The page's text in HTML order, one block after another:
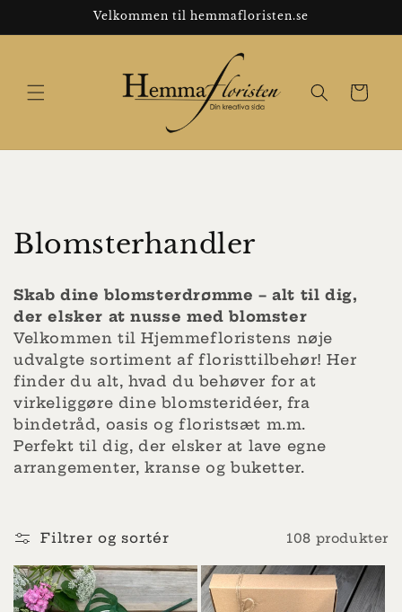
Velkommen til hemmafloristen.se
K
l
l
e
k
t
n
:
Blomsterhandler
Skab dine blomsterdrømme – alt til dig,
der elsker at nusse med blomster
Velkommen til Hjemmefloristens nøje
udvalgte sortiment af floristtilbehør! Her
finder du alt, hvad du behøver for at
virkeliggøre dine blomsteridéer, fra
bindetråd, oasis og floristsæt m.m.
Perfekt til dig, der elsker at lave egne
arrangementer, kranse og buketter.
Filtrer og sortér 108 produkter